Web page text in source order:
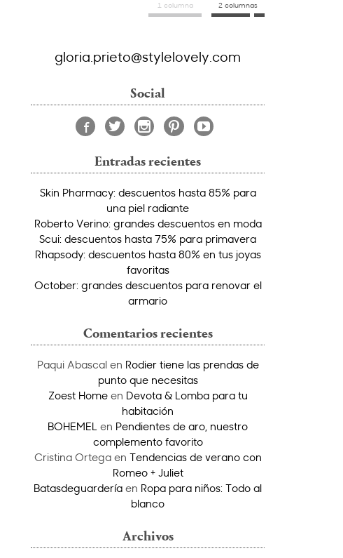
1 columna 2 columnas
gloria.prieto@stylelovely.com
Social
Entradas recientes
Skin Pharmacy: descuentos hasta 85% para
una piel radiante
Roberto Verino: grandes descuentos en moda
Scui: descuentos hasta 75% para primavera
Rhapsody: descuentos hasta 80% en tus joyas
favoritas
October: grandes descuentos para renovar el
armario
Comentarios recientes
Paqui Abascalen Rodier tiene las prendas de
punto que necesitas
Zoest Homeen Devota & Lomba para tu
habitación
BOHEMEL en Pendientes de aro, nuestro
complemento favorito
Cristina Ortegaen Tendencias de verano con
Romeo + Juliet
Batasdeguardería en Ropa para niños: Todo al
blanco
Archivos